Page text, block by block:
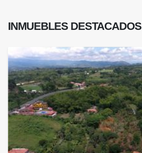
INMUEBLES DESTACADOS